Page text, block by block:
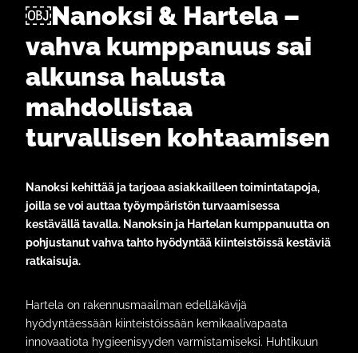
￼Nanoksi & Hartela –
vahva kumppanuus sai
alkunsa halusta
mahdollistaa
turvallisen kohtaamisen
Nanoksi kehittää ja tarjoaa asiakkailleen toimintatapoja,
joilla se voi auttaa työympäristön turvaamisessa
kestävällä tavalla. Nanoksin ja Hartelan kumppanuutta on
pohjustanut vahva tahto hyödyntää kiinteistöissä kestäviä
ratkaisuja.
Hartela on rakennusmaailman edelläkävijä
hyödyntäessään kiinteistöissään kemikaalivapaata
innovaatiota hygieenisyyden varmistamiseksi. Huhtikuun